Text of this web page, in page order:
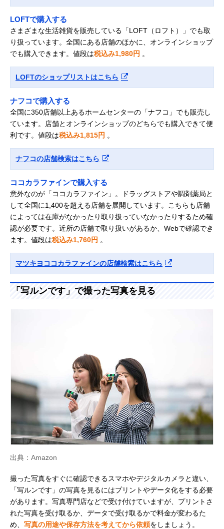
LOFTで購入する
さまざまな生活雑貨を販売している「LOFT（ロフト）」でも取
り扱っています。全国にある店舗のほかに、オンラインショップ
でも購入できます。値段は税込み1,980円 。
LOFTのショップリストはこちら
ナフコで購入する
全国に350店舗以上あるホームセンターの「ナフコ」でも販売し
ています。店舗とオンラインショップのどちらでも購入できて便
利です。値段は税込み1,815円 。
ナフコの店舗検索はこちら
ココカラファインで購入する
意外なのが「ココカラファイン」。ドラッグストアや調剤薬局と
して全国に1,400を超える店舗を展開しています。こちらも店舗
によっては在庫がなかったり取り扱っていなかったりするため確
認が必要です。近所の店舗で取り扱いがあるか、Webで確認でき
ます。値段は税込み1,760円 。
マツキヨココカラファインの店舗検索はこちら
「写ルンです」で撮った写真を見る
出典：Amazon
撮った写真をすぐに確認できるスマホやデジタルカメラと違い、
「写ルンです」の写真を見るにはプリントやデータ化をする必要
があります。写真専門店などで受け付けていますが、プリントさ
れた写真を受け取るか、データで受け取るかで料金が変わるた
め、 写真の用途や保存方法を考えてから依頼をしましょう。